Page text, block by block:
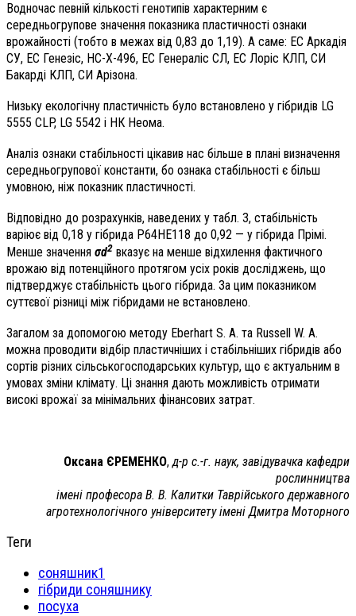
Водночас певній кількості генотипів характерним є
середньогрупове значення показника пластичності ознаки
врожайності (тобто в межах від 0,83 до 1,19). А саме: ЕС Аркадія
СУ, ЕС Генезіс, НС-Х-496, ЕС Генераліс СЛ, ЕС Лоріс КЛП, СИ
Бакарді КЛП, СИ Арізона.
Низьку екологічну пластичність було встановлено у гібридів LG
5555 CLP, LG 5542 і НК Неома.
Аналіз ознаки стабільності цікавив нас більше в плані визначення
середньогрупової константи, бо ознака стабільності є більш
умовною, ніж показник пластичності.
Відповідно до розрахунків, наведених у табл. 3, стабільність
варіює від 0,18 у гібрида P64HE118 до 0,92 — у гібрида Прімі.
Менше значення σd2 вказує на менше відхилення фактичного
врожаю від потенційного протягом усіх років досліджень, що
підтверджує стабільність цього гібрида. За цим показником
суттєвої різниці між гібридами не встановлено.
Загалом за допомогою методу Eberhart S. A. та Russell W. A.
можна проводити відбір пластичніших і стабільніших гібридів або
сортів різних сільськогосподарських культур, що є актуальним в
умовах зміни клімату. Ці знання дають можливість отримати
високі врожаї за мінімальних фінансових затрат.
Оксана ЄРЕМЕНКО,д-р с.-г. наук, завідувачка кафедри
рослинництва
імені професора В. В. Калитки Таврійського державного
агротехнологічного університету імені Дмитра Моторного
Теги
соняшник1
гібриди соняшнику
посуха